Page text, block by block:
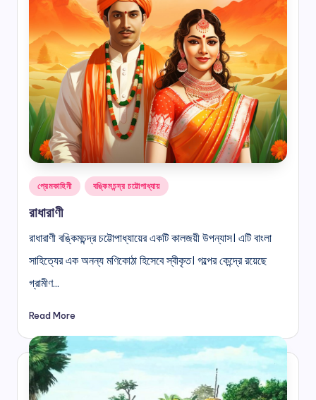
Posted
প্রেমকাহিনী বঙ্কিমচন্দ্র চট্টোপাধ্যায়
রাধারাণী
রাধারাণী বঙ্কিমচন্দ্র চট্টোপাধ্যায়ের একটি কালজয়ী উপন্যাস। এটি বাংলা
সাহিত্যের এক অনন্য মণিকোঠা হিসেবে স্বীকৃত। গল্পের কেন্দ্রে রয়েছে
গ্রামীণ…
Read More